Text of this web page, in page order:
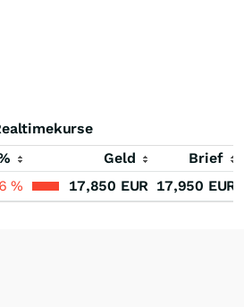
Geld
Brief
% 17,850 EUR 17,950 EUR